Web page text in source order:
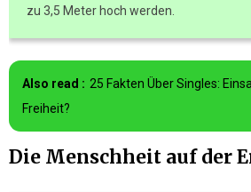
zu 3,5 Meter hoch werden.
Also read : 25 Fakten Über Singles:
Freiheit?
Die Menschheit auf der